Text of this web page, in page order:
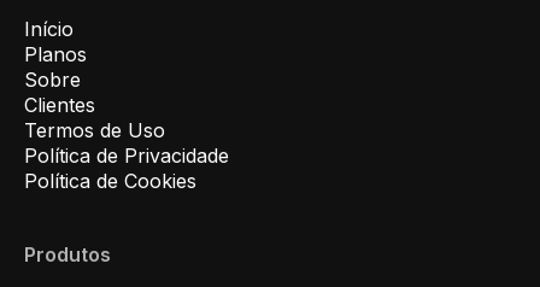
Início
Planos
Sobre
Clientes
Termos de Uso
Política de Privacidade
Política de Cookies
Produtos